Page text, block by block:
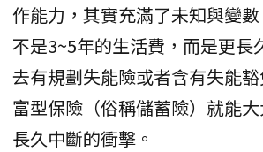
作能力，其實充滿了未知與變
不是3~5年的生活費，而是更長
去有規劃失能險或者含有失能
富型保險（俗稱儲蓄險）就能
長久中斷的衝擊。